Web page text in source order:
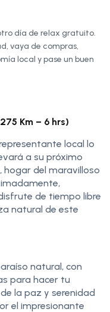
día de relax gratuito.
vaya de compras,
local y pase un buen
Km – 6 hrs)
local lo
a su próximo
hogar del maravilloso
de tiempo libre
natural de este
natural, con
para hacer tu
la paz y serenidad
el impresionante